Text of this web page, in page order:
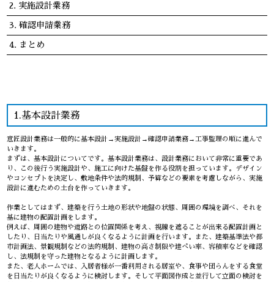
実施設計業務
確認申請業務
まとめ
1.基本設計業務
意匠設計業務は一般的に基本設計→実施設計→確認申請業務→工事監理の順に進んで
いきます。
まずは、基本設計についてです。基本設計業務は、設計業務において非常に重要であ
り、この後行う実施設計や、施工に向けた基盤を作る役割を担っています。デザイン
やコンセプトを決定し、敷地条件や法的規制、予算などの要素を考慮しながら、実施
設計に進むための土台を作っていきます。
作業としてはまず、建築を行う土地の形状や地盤の状態、周囲の環境を調べ、それを
基に建物の配置計画をします。
例えば、周囲の建物や道路との位置関係を考え、視線を遮ることが出来る配置計画と
したり、日当たりや風通しが良くなるように計画を行います。また、建築基準法や都
市計画法、景観規制などの法的規制、建物の高さ制限や建ぺい率、容積率などを確認
し、法規制を守った建物となるように計画します。
また、老人ホームでは、入居者様が一番利用される居室や、食事や団らんをする食堂
を日当たりが良くなるように検討します。そして平面図作成と並行して立面の検討を